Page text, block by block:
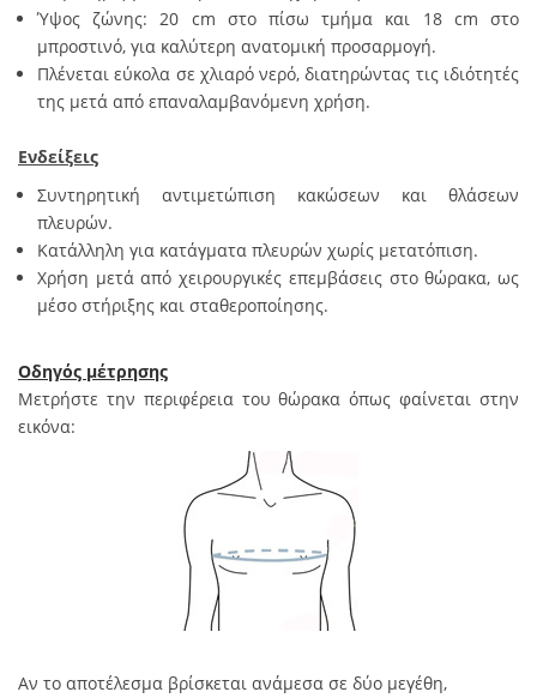
Ύψος ζώνης: 20 cm στο πίσω τμήμα και 18 cm στο
μπροστινό, για καλύτερη ανατομική προσαρμογή.
Πλένεται εύκολα σε χλιαρό νερό, διατηρώντας τις ιδιότητές
της μετά από επαναλαμβανόμενη χρήση.
Ενδείξεις
Συντηρητική αντιμετώπιση κακώσεων και θλάσεων
πλευρών.
Κατάλληλη για κατάγματα πλευρών χωρίς μετατόπιση.
Χρήση μετά από χειρουργικές επεμβάσεις στο θώρακα, ως
μέσο στήριξης και σταθεροποίησης.
Οδηγός μέτρησης
Μετρήστε την περιφέρεια του θώρακα όπως φαίνεται στην
εικόνα:
Αν το αποτέλεσμα βρίσκεται ανάμεσα σε δύο μεγέθη,